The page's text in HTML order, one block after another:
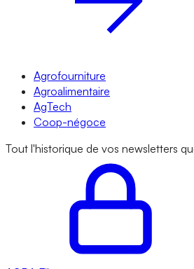
Agrofourniture
Agroalimentaire
AgTech
Coop-négoce
Tout l'historique de vos newsletters